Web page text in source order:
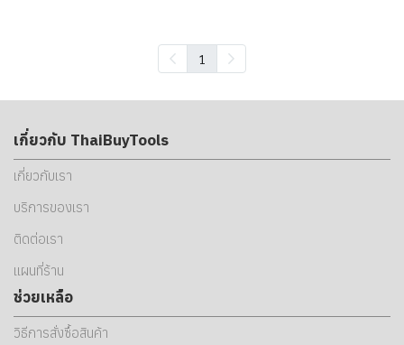
1
เกี่ยวกับ ThaiBuyTools
เกี่ยวกับเรา
บริการของเรา
ติดต่อเรา
แผนที่ร้าน
ช่วยเหลือ
วิธีการสั่งซื้อสินค้า